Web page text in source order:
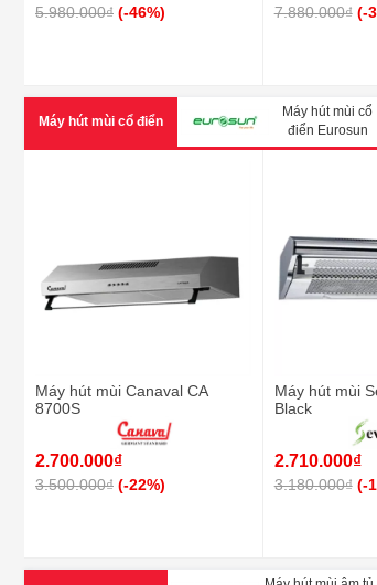
5.980.000₫ (-46%) 7.880.000₫ (-
Máy hút mùi cổ điển
Máy hút mùi cổ
điển Eurosun
Máy hút mùi Canaval CA
8700S
2.700.000₫
3.500.000₫ (-22%)
Máy hút mùi
Black
2.710.000₫
3.180.000₫ (-